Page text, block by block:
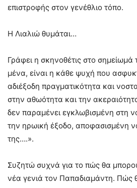
επιστροφής στον γενέθλιο τόπο.
Η Λιαλιώ θυμάται…
Γράφει η σκηνοθέτις στο σημείωμά
μένα, είναι η κάθε ψυχή που
αδιέξοδη πραγματικότητα και
στην αθωότητα και την
δεν παραμένει εγκλωβισμένη στη
την ηρωική έξοδο, αποφασισμένη
της….».
Συζητώ συχνά για το πώς θα
νέα γενιά τον Παπαδιαμάντη. Πώς